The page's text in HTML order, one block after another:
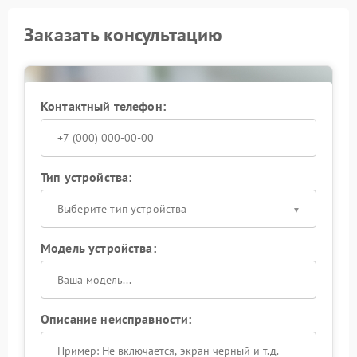
Заказать консультацию
Контактный телефон:
Тип устройства:
Выберите тип устройства
Модель устройства:
Описание неисправности: